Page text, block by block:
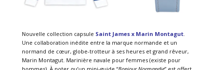
Nouvelle collection capsule Saint James x Marin Montagut.
Une collaboration inédite entre la marque normande et un
normand de cœur, globe-trotteur à ses heures et grand rêveur,
Marin Montagut. Marinière navale pour femmes (existe pour